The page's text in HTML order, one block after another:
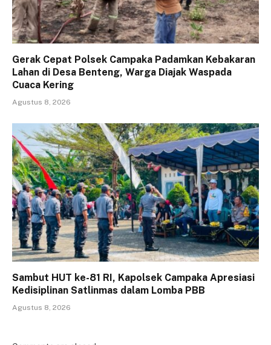
Gerak Cepat Polsek Campaka Padamkan Kebakaran
Lahan di Desa Benteng, Warga Diajak Waspada
Cuaca Kering
Agustus 8, 2026
Sambut HUT ke-81 RI, Kapolsek Campaka Apresiasi
Kedisiplinan Satlinmas dalam Lomba PBB
Agustus 8, 2026